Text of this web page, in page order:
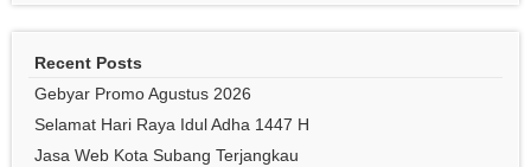
Recent Posts
Gebyar Promo Agustus 2026
Selamat Hari Raya Idul Adha 1447 H
Jasa Web Kota Subang Terjangkau